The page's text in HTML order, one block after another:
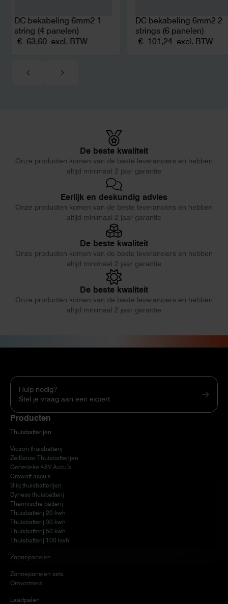
DC bekabeling 6mm2 1
string (4 panelen)
€ 63,60 excl. BTW
DC bekabeling 6mm2 2
strings (6 panelen)
€ 101,24 excl. BTW
De beste kwaliteit
Onze producten komen van de beste leveranciers en hebben
altijd minimaal 2 jaar garantie
Eerlijk en deskundig advies
Onze producten komen van de beste leveranciers en hebben
altijd minimaal 2 jaar garantie
De beste kwaliteit
Onze producten komen van de beste leveranciers en hebben
altijd minimaal 2 jaar garantie
De beste kwaliteit
Onze producten komen van de beste leveranciers en hebben
altijd minimaal 2 jaar garantie
Hulp nodig?
Stel je vraag aan een expert
Producten
Thuisbatterijen
Victron thuisbatterij
Zelfbouw Thuisbatterijen
Generieke 48V Accu’s
Growatt accu’s
Bliq thuisbatterijen
Dyness thuisbatterij
Thermische batterij
Thuisbatterij 20 kwh
Thuisbatterij 30 kwh
Thuisbatterij 50 kwh
Thuisbatterij 100 kwh
Zonnepanelen
Zonnepanelen sets
Omvormers
Laadpalen